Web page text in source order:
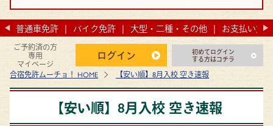
普通車免許 バイク免許 大型・二種・その他 お支払い方法
ご予約済の方
専用
マイページ
ログイン
初めてログイン
する方はコチラ
合宿免許ムーチョ！ HOME 【安い順】8月入校 空き速報
【安い順】8月入校 空き速報